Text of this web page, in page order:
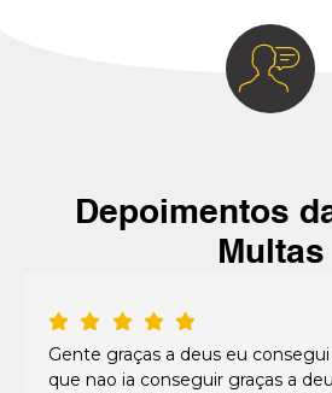
Depoimentos
Multas
Gente graças a deus eu
que nao ia conseguir graças a